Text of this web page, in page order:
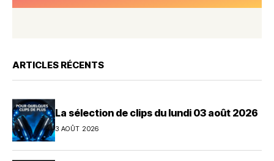
ARTICLES RÉCENTS
La sélection de clips du lundi 03 août 2026
3 AOÛT 2026